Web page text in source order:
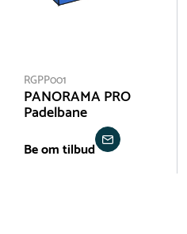
RGPP001
PANORAMA PRO
Padelbane
Be om tilbud